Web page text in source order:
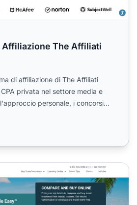
Affiliazione The Affiliati
di affiliazione di The Affiliati
privata nel settore media e
personale, i concorsi
Travelinsurance.com